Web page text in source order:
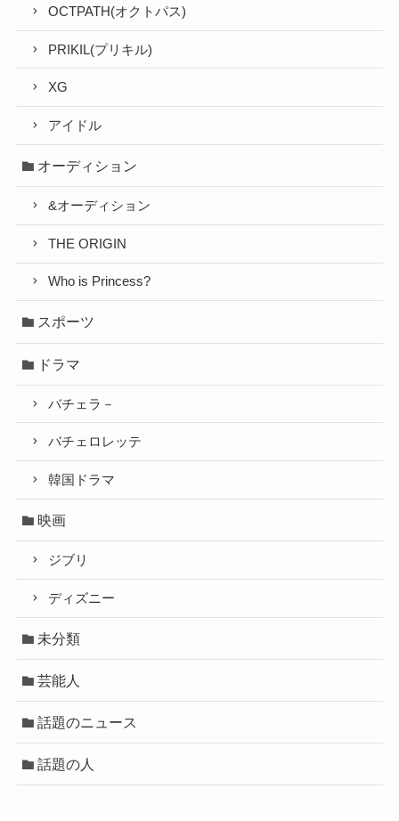
OCTPATH(オクトパス)
PRIKIL(プリキル)
XG
アイドル
オーディション
&オーディション
THE ORIGIN
Who is Princess?
スポーツ
ドラマ
バチェラ－
バチェロレッテ
韓国ドラマ
映画
ジブリ
ディズニー
未分類
芸能人
話題のニュース
話題の人